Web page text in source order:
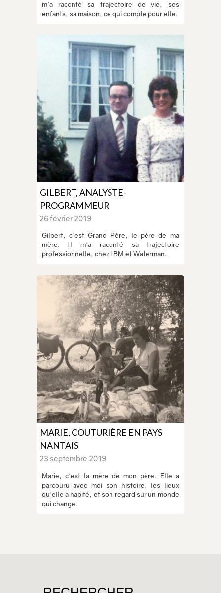
m'a raconté sa trajectoire de vie, ses
enfants, sa maison, ce qui compte pour elle.
GILBERT, ANALYSTE-
PROGRAMMEUR
26 février 2019
Gilbert, c'est Grand-Père, le père de ma
mère. Il m'a raconté sa trajectoire
professionnelle, chez IBM et Waterman.
MARIE, COUTURIÈRE EN PAYS
NANTAIS
23 septembre 2019
Marie, c'est la mère de mon père. Elle a
parcouru avec moi son histoire, les lieux
qu'elle a habité, et son regard sur un monde
qui change.